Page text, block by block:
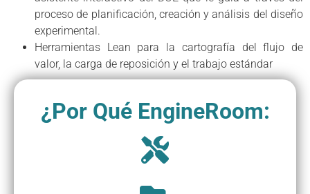
proceso de planificación, creación y análisis del diseño
experimental.
Herramientas Lean para la cartografía del flujo de
valor, la carga de reposición y el trabajo estándar
¿Por Qué EngineRoom: